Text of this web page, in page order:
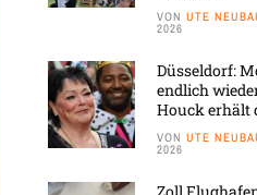
VON UTE
2026
Düsseldorf:
endlich
Houck erhält
VON UTE
2026